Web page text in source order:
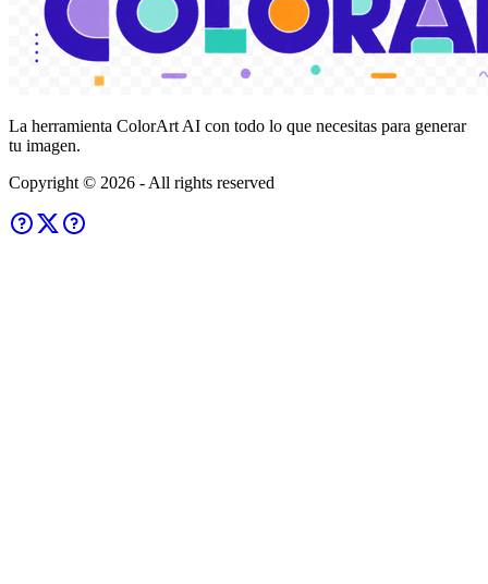
La herramienta ColorArt AI con todo lo que necesitas para generar
tu imagen.
Copyright © 2026 - All rights reserved